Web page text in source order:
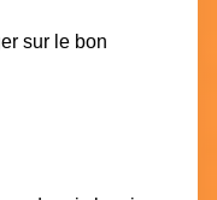
sur le bon